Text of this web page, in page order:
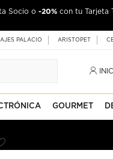
Socio o -20% con tu Tarjeta
PALACIO ARISTOPET
GOURMET